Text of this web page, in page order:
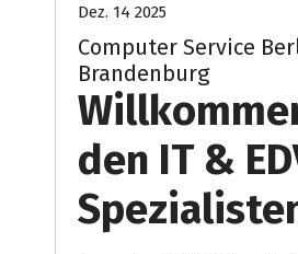
Dez. 14 2025
Computer Service
Brandenburg
den IT &